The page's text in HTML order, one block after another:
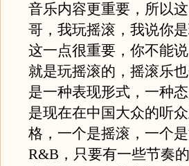
音乐内容更重要，所以
哥，我玩摇滚，我说你
这一点很重要，你不能
就是玩摇滚的，摇滚乐
是一种表现形式，一种
是现在在中国大众的听
格，一个是摇滚，一个
R&B，只要有一些节奏